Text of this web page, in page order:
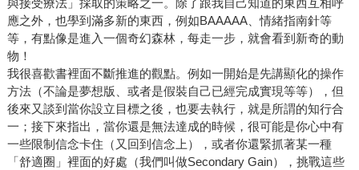
應之外，也學到滿多新的東西，例如BAAAAA、情緒指南針等
等，有點像是進入一個奇幻森林，每走一步，就會看到新奇的動
物！
我很喜歡書裡面不斷推進的觀點。例如一開始是先講顯化的操作
方法（不論是夢想版、或者是假裝自己已經完成實現等等），但
後來又談到當你設立目標之後，也要去執行，就是所謂的知行合
一；接下來指出，當你還是無法達成的時候，很可能是你心中有
一些限制信念卡住（又回到信念上），或者你還緊抓著某一種
「舒適圈」裡面的好處（我們叫做Secondary Gain），挑戰這些